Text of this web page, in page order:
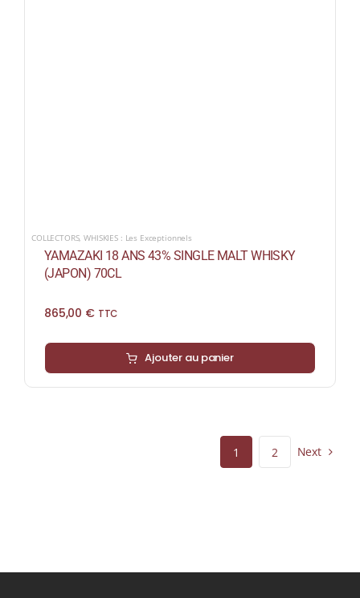
COLLECTORS,WHISKIES : Les Exceptionnels
YAMAZAKI 18 ANS 43% SINGLE MALT WHISKY
(JAPON) 70CL
865,00 € TTC
Ajouter au panier
1 2 Next